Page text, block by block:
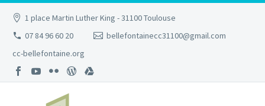
1 place Martin Luther King - 31100 Toulouse
07 84 96 60 20
bellefontainecc31100@gmail.com
cc-bellefontaine.org